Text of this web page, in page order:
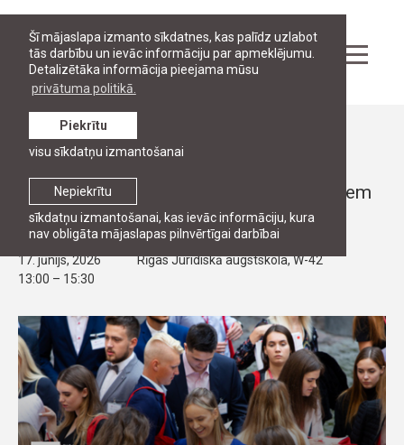
Šī mājaslapa izmanto sīkdatnes, kas palīdz uzlabot
tās darbību un ievāc informāciju par apmeklējumu.
Detalizētāka informācija pieejama mūsu
privātuma politikā.
Nepiekrītu
sīkdatņu izmantošanai, kas ievāc informāciju, kura
nav obligāta mājaslapas pilnvērtīgai darbībai
Piekrītu
visu sīkdatņu izmantošanai
Pasākumi
ATVĒRTO DURVJU DIENAS
RJA Atvērto durvju diena 2026 topošajiem
bakalaura studentiem
17. jūnijs, 2026
13:00 – 15:30
Rīgas Juridiskā augstskola, W-42